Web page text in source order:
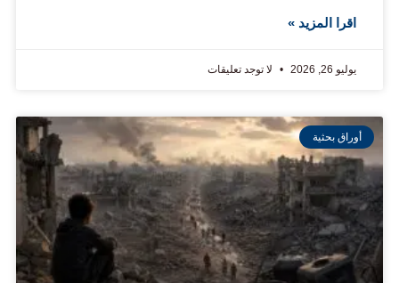
اقرا المزيد »
يوليو 26, 2026 لا توجد تعليقات
أوراق بحثية